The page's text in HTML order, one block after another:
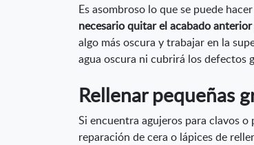
Es asombroso lo que se puede
necesario quitar el acabado anterior
algo más oscura y trabajar en la
agua oscura ni cubrirá los defectos
Rellenar pequeñas
Si encuentra agujeros para clavos
reparación de cera o lápices de